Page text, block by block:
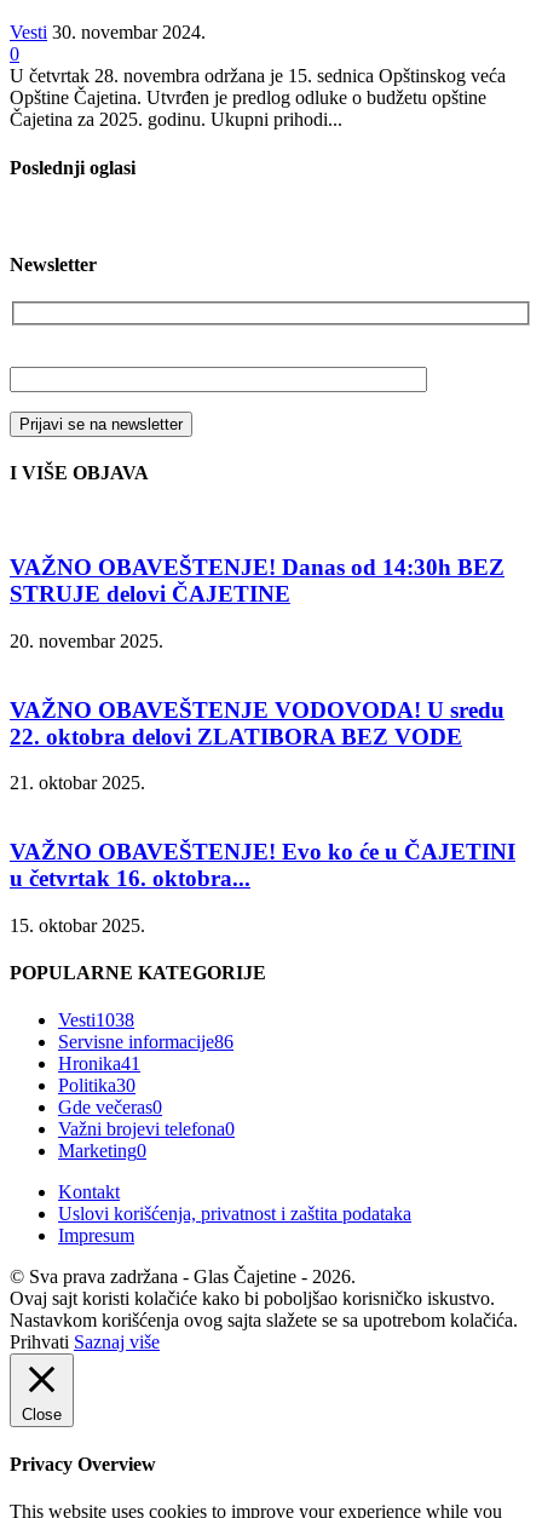
Vesti 30. novembar 2024.
0
U četvrtak 28. novembra održana je 15. sednica Opštinskog veća
Opštine Čajetina. Utvrđen je predlog odluke o budžetu opštine
Čajetina za 2025. godinu. Ukupni prihodi...
Poslednji oglasi
Newsletter
I VIŠE OBJAVA
VAŽNO OBAVEŠTENJE! Danas od 14:30h BEZ
STRUJE delovi ČAJETINE
20. novembar 2025.
VAŽNO OBAVEŠTENJE VODOVODA! U sredu
22. oktobra delovi ZLATIBORA BEZ VODE
21. oktobar 2025.
VAŽNO OBAVEŠTENJE! Evo ko će u ČAJETINI
u četvrtak 16. oktobra...
15. oktobar 2025.
POPULARNE KATEGORIJE
Vesti1038
Servisne informacije86
Hronika41
Politika30
Gde večeras0
Važni brojevi telefona0
Marketing0
Kontakt
Uslovi korišćenja, privatnost i zaštita podataka
Impresum
© Sva prava zadržana - Glas Čajetine - 2026.
Ovaj sajt koristi kolačiće kako bi poboljšao korisničko iskustvo.
Nastavkom korišćenja ovog sajta slažete se sa upotrebom kolačića.
Prihvati Saznaj više
Close
Privacy Overview
This website uses cookies to improve your experience while you